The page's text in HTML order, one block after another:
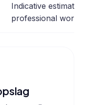
Indicative estimate
professional work.